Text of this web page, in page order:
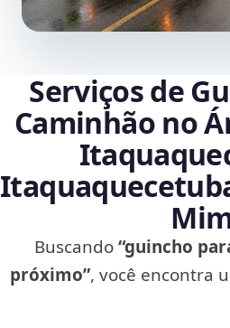
Serviços de
Caminhão no
Buscando“guincho
próximo”, você encontra